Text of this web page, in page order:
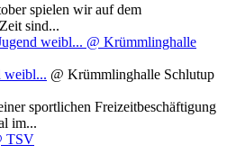
spielen wir auf dem
sind...
weibl... @ Krümmlinghalle
weibl... @ Krümmlinghalle Schlutup
sportlichen Freizeitbeschäftigung
im...
TSV